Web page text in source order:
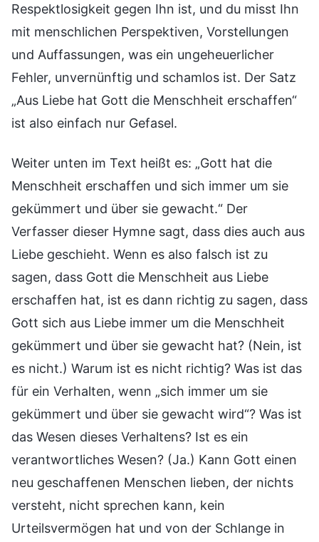
Respektlosigkeit gegen Ihn ist, und du misst Ihn
mit menschlichen Perspektiven, Vorstellungen
und Auffassungen, was ein ungeheuerlicher
Fehler, unvernünftig und schamlos ist. Der Satz
„Aus Liebe hat Gott die Menschheit erschaffen“
ist also einfach nur Gefasel.
Weiter unten im Text heißt es: „Gott hat die
Menschheit erschaffen und sich immer um sie
gekümmert und über sie gewacht.“ Der
Verfasser dieser Hymne sagt, dass dies auch aus
Liebe geschieht. Wenn es also falsch ist zu
sagen, dass Gott die Menschheit aus Liebe
erschaffen hat, ist es dann richtig zu sagen, dass
Gott sich aus Liebe immer um die Menschheit
gekümmert und über sie gewacht hat? (Nein, ist
es nicht.) Warum ist es nicht richtig? Was ist das
für ein Verhalten, wenn „sich immer um sie
gekümmert und über sie gewacht wird“? Was ist
das Wesen dieses Verhaltens? Ist es ein
verantwortliches Wesen? (Ja.) Kann Gott einen
neu geschaffenen Menschen lieben, der nichts
versteht, nicht sprechen kann, kein
Urteilsvermögen hat und von der Schlange in